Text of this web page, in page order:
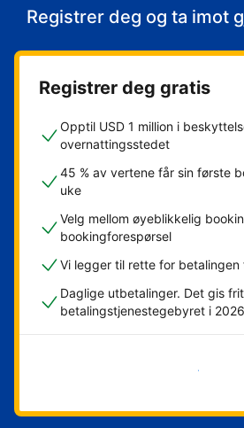
Registrer deg og ta imot
Registrer deg gratis
Opptil USD 1 million i
overnattingsstedet
45 % av vertene får sin første
uke
Velg mellom øyeblikkelig
bookingforespørsel
Vi legger til rette for betalingen
Daglige utbetalinger. Det gis
betalingstjenestegebyret i 2026
Kom i gang nå